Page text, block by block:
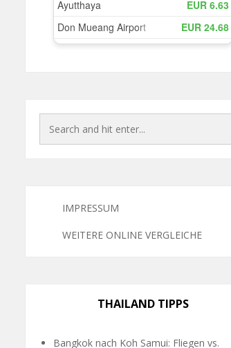
IMPRESSUM
WEITERE ONLINE VERGLEICHE
THAILAND TIPPS
Bangkok nach Koh Samui: Fliegen vs.